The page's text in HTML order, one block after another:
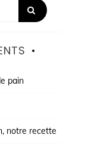
pain
notre recette